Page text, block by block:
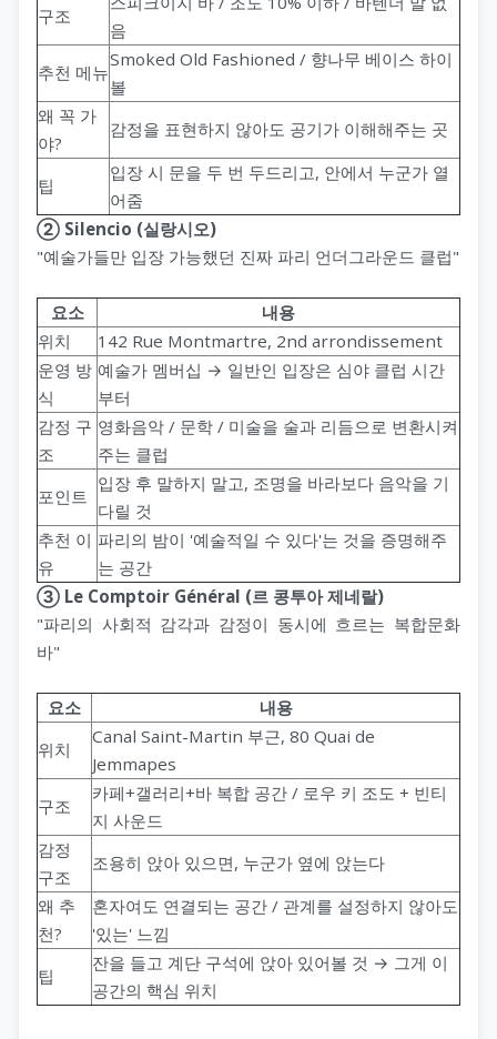
구조
음
추천 메뉴
Smoked Old Fashioned / 향나무 베이스 하이
볼
왜 꼭 가
야?
감정을 표현하지 않아도 공기가 이해해주는 곳
팁
입장 시 문을 두 번 두드리고, 안에서 누군가 열
어줌
② Silencio (실랑시오)
"예술가들만 입장 가능했던 진짜 파리 언더그라운드 클럽"
요소
내용
위치
142 Rue Montmartre, 2nd arrondissement
운영 방
식
예술가 멤버십 → 일반인 입장은 심야 클럽 시간
부터
감정 구
조
영화음악 / 문학 / 미술을 술과 리듬으로 변환시켜
주는 클럽
포인트
입장 후 말하지 말고, 조명을 바라보다 음악을 기
다릴 것
추천 이
유
파리의 밤이 '예술적일 수 있다'는 것을 증명해주
는 공간
③ Le Comptoir Général (르 콩투아 제네랄)
"파리의 사회적 감각과 감정이 동시에 흐르는 복합문화
바"
요소
내용
위치
Canal Saint-Martin 부근, 80 Quai de
Jemmapes
구조
카페+갤러리+바 복합 공간 / 로우 키 조도 + 빈티
지 사운드
감정
구조
조용히 앉아 있으면, 누군가 옆에 앉는다
왜 추
천?
혼자여도 연결되는 공간 / 관계를 설정하지 않아도
'있는' 느낌
팁
잔을 들고 계단 구석에 앉아 있어볼 것 → 그게 이
공간의 핵심 위치